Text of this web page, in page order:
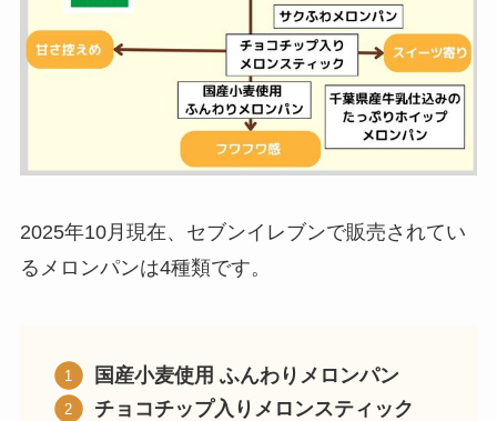
2025年10月現在、セブンイレブンで販売されてい
るメロンパンは4種類です。
国産小麦使用 ふんわりメロンパン
チョコチップ入りメロンスティック